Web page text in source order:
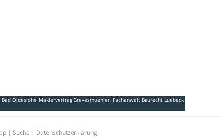
Oldeslohe, Maklervertrag Grevesmuehlen, Fachanwalt Baurecht Luebeck,
| Suche | Datenschutzerklärung